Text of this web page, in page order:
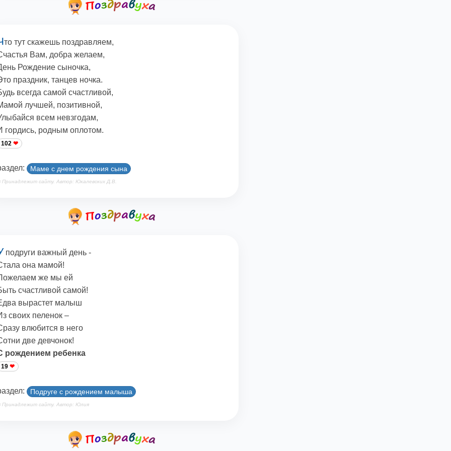
то тут скажешь поздравляем,
Вам, добра желаем,
Рождение сыночка,
праздник, танцев ночка.
всегда самой счастливой,
лучшей, позитивной,
всем невзгодам,
гордись, родным оплотом.
102
Маме с днем рождения сына
Принадлежит сайту. Автор: Юкалевских Д.В.
подруги важный день -
она мамой!
же мы ей
счастливой самой!
вырастет малыш
своих пеленок –
влюбится в него
две девчонок!
рождением ребенка
19
Подруге с рождением малыша
Принадлежит сайту. Автор: Юлия